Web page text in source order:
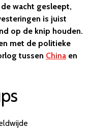
wacht gesleept,
is juist
op de knip houden.
met de politieke
tussen China en